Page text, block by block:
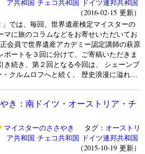
ア共和国 チェコ共和国 ドイツ連邦共和国
（2016-02-15 更新）
」では、毎回、世界遺産検定マイスターの
マに旅のコラムなどをお寄せいただいてお
会員で世界遺産アカデミー認定講師の萩原
ポートを３回に分けて、ご寄稿いただきま
き続き、第２回となる今回は、 シェーンブ
クルムロフへと続く、 歴史浪漫に溢れ…
き：南ドイツ・オーストリア・チ
マイスターのささやき タグ： オーストリ
ア共和国 チェコ共和国 ドイツ連邦共和国
（2015-10-19 更新）